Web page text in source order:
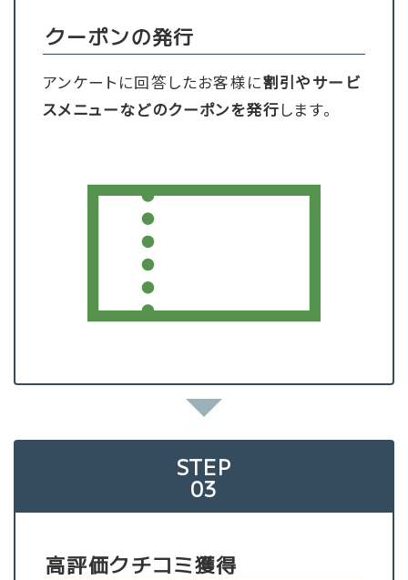
クーポンの発行
アンケートに回答したお客様に割引やサービ
スメニューなどのクーポンを発行します。
↓
STEP
03
高評価クチコミ獲得